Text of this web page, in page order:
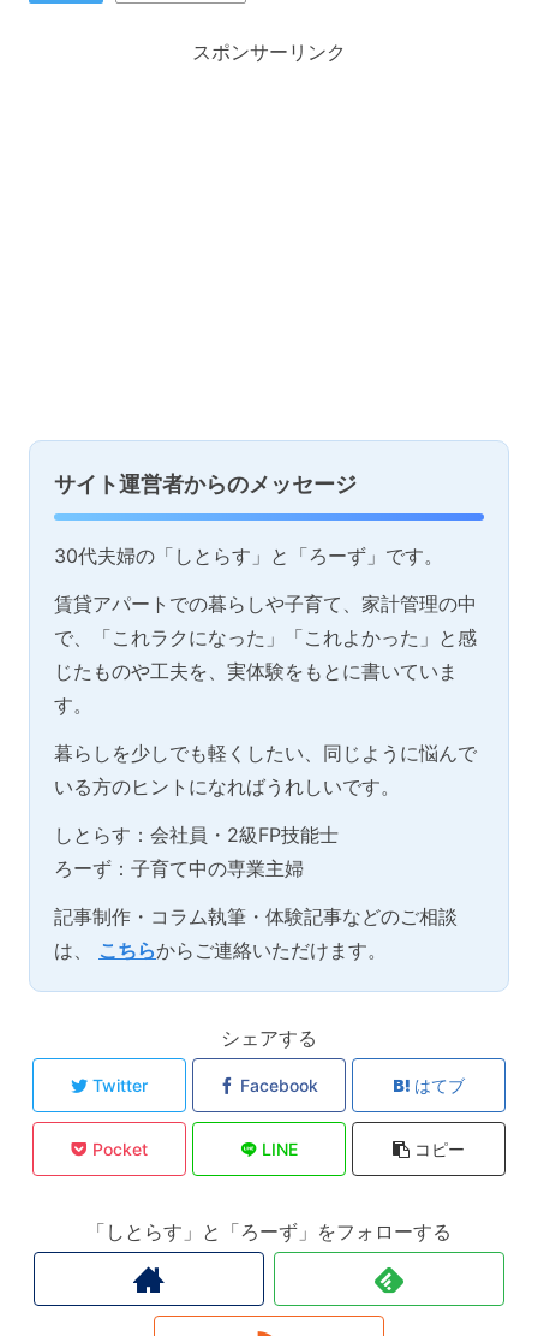
スポンサーリンク
サイト運営者からのメッセージ
30代夫婦の「しとらす」と「ろーず」です。
賃貸アパートでの暮らしや子育て、家計管理の中
で、「これラクになった」「これよかった」と感
じたものや工夫を、実体験をもとに書いていま
す。
暮らしを少しでも軽くしたい、同じように悩んで
いる方のヒントになればうれしいです。
しとらす：会社員・2級FP技能士
ろーず：子育て中の専業主婦
記事制作・コラム執筆・体験記事などのご相談
は、 こちらからご連絡いただけます。
シェアする
Twitter Facebook はてブ
Pocket LINE コピー
「しとらす」と「ろーず」をフォローする